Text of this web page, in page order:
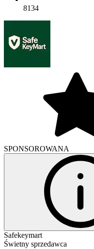
8134
SPONSOROWANA
Safekeymart
Świetny sprzedawca